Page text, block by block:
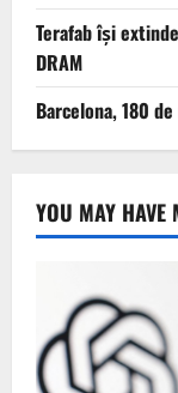
Terafab își
DRAM
Barcelona, 180
YOU MAY HAVE